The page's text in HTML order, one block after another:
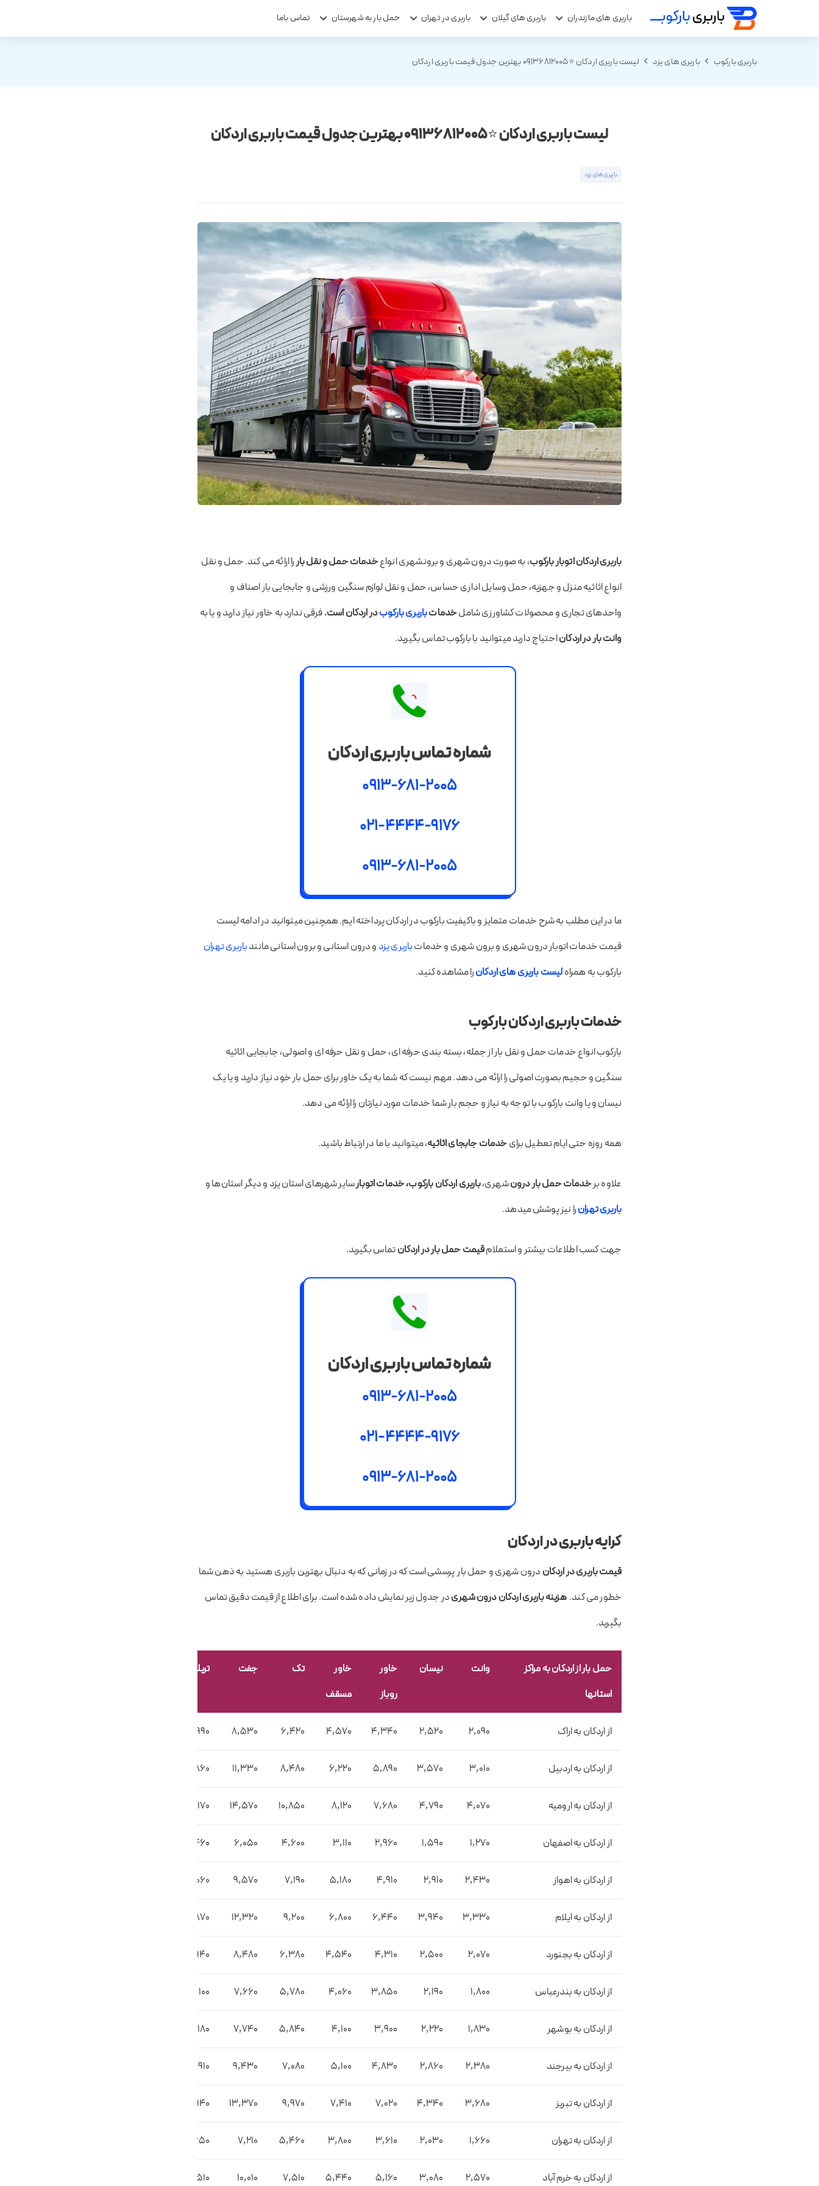
باربری های مازندران باربری های گیلان باربری در تهران حمل بار به شهرستان تماس باما
باربری بارکوب باربری های یزد لیست باربری اردکان ⭐️09136812005 بهترین جدول قیمت باربری اردکان
لیست باربری اردکان ⭐️09136812005 بهترین جدول قیمت باربری اردکان
باربری های یزد
باربری اردکان اتوبار بارکوب، به صورت درون شهری و برونشهری انواعخدمات حمل و نقل باررا ارائه می کند. حمل و نقل
انواع اثاثیه منزل و جهزیه، حمل وسایل اداری حساس، حمل و نقل لوازم سنگین ورزشی و جابجایی بار اصناف و
واحدهای تجاری و محصولات کشاورزی شاملخدماتباربری بارکوبدر اردکان است.فرقی ندارد به خاور نیاز دارید و یا به
وانت بار در اردکاناحتیاج دارید میتوانید با بارکوب تماس بگیرید.
شماره تماس باربری اردکان
0913-681-2005
021-4444-9176
0913-681-2005
ما در این مطلب به شرح خدمات متمایز و باکیفیت بارکوب در اردکان پرداخته ایم. همچنین میتوانید در ادامه لیست
قیمت خدمات اتوبار درون شهری و برون شهری و خدماتباربری یزد و درون استانی و برون استانی مانندباربری تهران
بارکوب به همراهلیست باربری های اردکانرا مشاهده کنید.
خدمات باربری اردکان بارکوب
بارکوب انواع خدمات حمل و نقل بار از جمله، بسته بندی حرفه ای، حمل و نقل حرفه ای و اصولی، جابجایی اثاثیه
سنگین و حجیم بصورت اصولی را ارائه می دهد. مهم نیست که شما به یک خاور برای حمل بار خود نیاز دارید و یا یک
نیسان و یا وانت بارکوب با توجه به نیاز و حجم بار شما خدمات مورد نیازتان را ارائه می دهد.
همه روزه حتی ایام تعطیل برایخدمات جابجای اثاثیه، میتوانید با ما در ارتباط باشید.
علاوه برخدمات حمل بار درونشهری،باربری اردکان بارکوب، خدمات اتوبارسایر شهرهای استان یزد و دیگر استان‌ها و
باربری تهرانرا نیز پوشش میدهد.
جهت کسب اطلاعات بیشتر و استعلامقیمت حمل بار در اردکانتماس بگیرید.
شماره تماس باربری اردکان
0913-681-2005
021-4444-9176
0913-681-2005
کرایه باربری در اردکان
قیمت باربری در اردکان درون شهری و حمل بار پرسشی است که در زمانی که به دنبال بهترین باربری هستید به ذهن شما
خطور می کند.هزینه باربری اردکان درون شهریدر جدول زیر نمایش داده شده است. برای اطلاع از قیمت دقیق تماس
بگیرید.
حمل بار از اردکان به مراکز
استانها
وانت نیسان
خاور
روباز
خاور
مسقف
تک جفت تریلی
از اردکان به اراک 2,090
2,520
4,340
4,570
6,420
8,530
10,990
از اردکان به اردبیل 3,010
3,570
5,890
6,220
8,480
11,330
13,860
از اردکان به ارومیه 4,070
4,790
7,680
8,120
10,850
14,570
17,170
از اردکان به اصفهان 1,270
1,590
2,960
3,110
4,600
6,050
8,460
از اردکان به اهواز 2,430
2,910
4,910
5,180
7,190
9,570
12,060
از اردکان به ایلام 3,330
3,940
6,440
6,800
9,200
12,320
14,870
از اردکان به بجنورد 2,070
2,500
4,310
4,540
6,380
8,480
10,940
از اردکان به بندرعباس 1,800
2,190
3,850
4,060
5,780
7,660
10,100
از اردکان به بوشهر 1,830
2,220
3,900
4,100
5,840
7,740
10,180
از اردکان به بیرجند 2,380
2,860
4,830
5,100
7,080
9,430
11,910
از اردکان به تبریز 3,680
4,340
7,020
7,410
9,970
13,370
15,940
از اردکان به تهران 1,660
2,030
3,610
3,800
5,460
7,210
9,650
از اردکان به خرم آباد 2,570
3,080
5,160
5,440
7,510
10,010
12,510